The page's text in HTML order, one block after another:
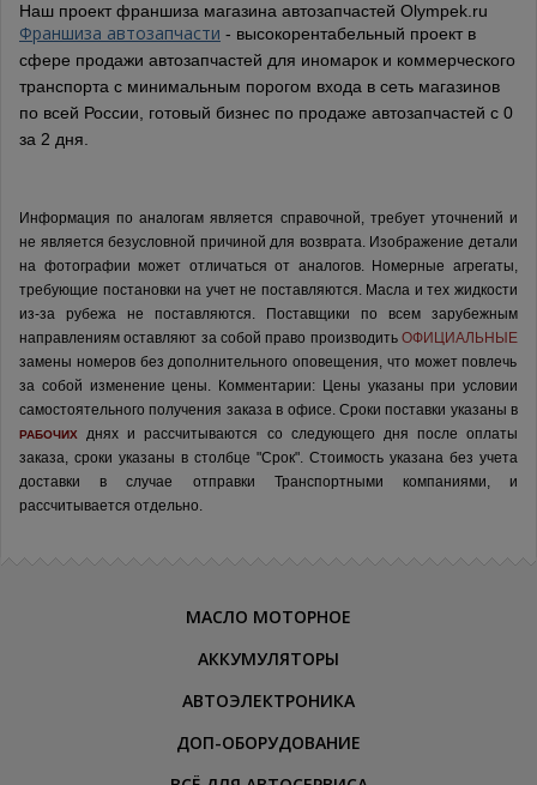
Наш проект франшиза магазина автозапчастей Olympek.ru
Франшиза автозапчасти - высокорентабельный проект в
сфере продажи автозапчастей для иномарок и коммерческого
транспорта с минимальным порогом входа в сеть магазинов
по всей России, готовый бизнес по продаже автозапчастей с 0
за 2 дня.
Информация по аналогам является справочной, требует уточнений и
не является безусловной причиной для возврата. Изображение детали
на фотографии может отличаться от аналогов. Номерные агрегаты,
требующие постановки на учет не поставляются. Масла и тех жидкости
из-за рубежа не поставляются.
Поставщики по всем зарубежным
направлениям оставляют за собой право производить ОФИЦИАЛЬНЫЕ
замены номеров без дополнительного оповещения, что может повлечь
за собой изменение цены. Комментарии: Цены указаны при условии
самостоятельного получения заказа в офисе. Сроки поставки указаны в
РАБОЧИХ
днях и рассчитываются со следующего дня после оплаты
заказа, сроки указаны в столбце "Срок". Стоимость указана без учета
доставки в случае отправки Транспортными компаниями, и
рассчитывается отдельно.
МАСЛО МОТОРНОЕ
АККУМУЛЯТОРЫ
АВТОЭЛЕКТРОНИКА
ДОП-ОБОРУДОВАНИЕ